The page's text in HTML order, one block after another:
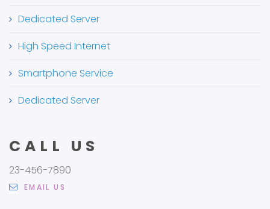
Dedicated Server
High Speed Internet
Smartphone Service
Dedicated Server
CALL US
23-456-7890
EMAIL US